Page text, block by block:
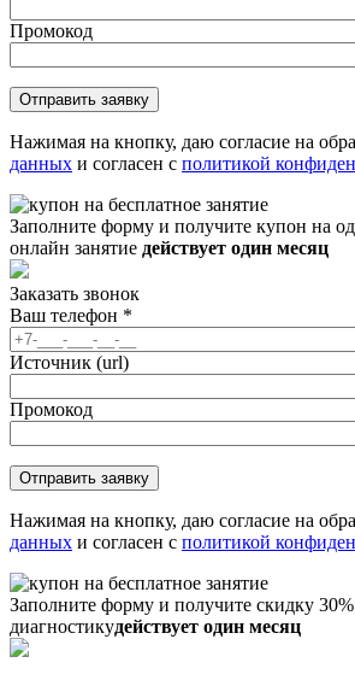
Промокод
Нажимая на кнопку, даю согласие на
данных и согласен с политикой
Заполните форму и получите купон на
онлайн занятие действует один месяц
Заказать звонок
Ваш телефон *
Источник (url)
Промокод
Нажимая на кнопку, даю согласие на
данных и согласен с политикой
Заполните форму и получите скидку
диагностикудействует один месяц